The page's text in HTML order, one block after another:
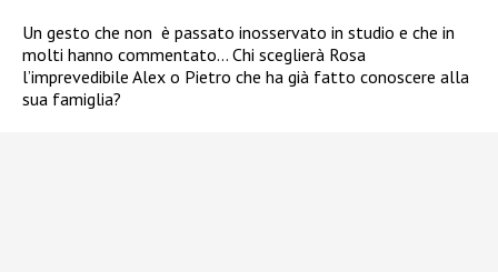
Un gesto che non è passato inosservato in studio e che in
molti hanno commentato… Chi sceglierà Rosa
l’imprevedibile Alex o Pietro che ha già fatto conoscere alla
sua famiglia?